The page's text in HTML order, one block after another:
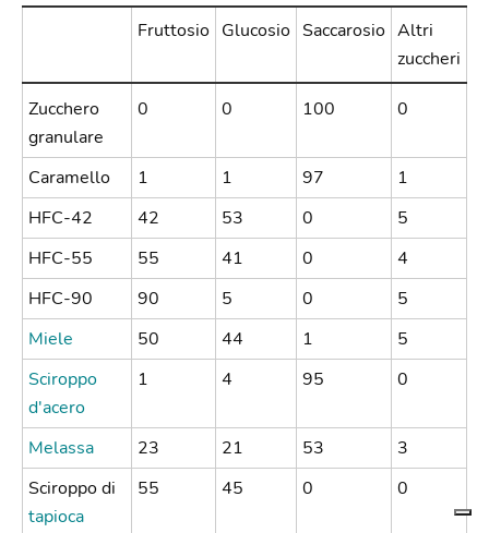
Fruttosio Glucosio Saccarosio Altri
zuccheri
Zucchero
granulare
0 0 100 0
Caramello 1 1 97
1
HFC-42
42 53 0
5
HFC-55
55 41 0
4
HFC-90
90 5 0
5
Miele
50 44 1
5
Sciroppo
d'acero
1 4 95 0
Melassa 23 21 53
3
Sciroppo di
tapioca
55 45 0 0